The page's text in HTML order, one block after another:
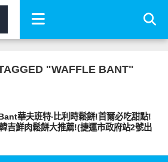
"WAFFLE BANT"
華夫班特‧比利時鬆餅!首爾必吃甜點!
吉鮮肉鬆餅大推薦!(捷運市政府站2號出